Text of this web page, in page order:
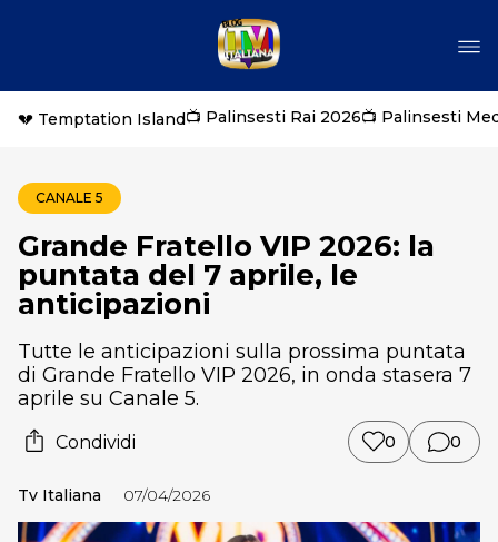
💔 Temptation Island📺 Palinsesti Rai 2026📺 Palinsesti
CANALE 5
Grande Fratello VIP 2026: la
puntata del 7 aprile, le
anticipazioni
Tutte le anticipazioni sulla prossima puntata
di Grande Fratello VIP 2026, in onda stasera 7
aprile su Canale 5.
Condividi 0 0
Tv Italiana 07/04/2026